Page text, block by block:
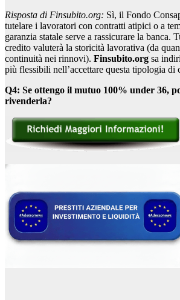
Risposta di Finsubito.org: Sì, il Fondo
tutelare i lavoratori con contratti atipici o a
garanzia statale serve a rassicurare la banca.
credito valuterà la storicità lavorativa (da
continuità nei rinnovi). Finsubito.org sa
più flessibili nell’accettare questa tipologia di
Q4: Se ottengo il mutuo 100% under 36,
rivenderla?